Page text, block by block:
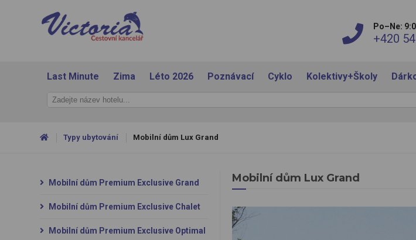
Po–Ne:
+420
Last Minute Zima Léto 2026 Poznávací Cyklo Kolektivy+Školy
Typy ubytování Mobilní dům Lux Grand
Mobilní dům Premium Exclusive Grand
Mobilní dům Premium Exclusive Chalet
Mobilní dům Premium Exclusive Optimal
Mobilní dům Lux Grand